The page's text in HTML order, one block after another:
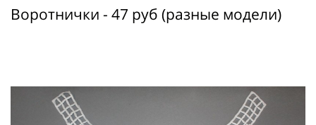
Воротнички - 47 руб (разные модели)